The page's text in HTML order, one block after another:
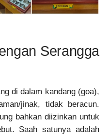
Serangga
di dalam kandang (goa),
jinak, tidak beracun.
bahkan diizinkan untuk
Saah satunya adalah